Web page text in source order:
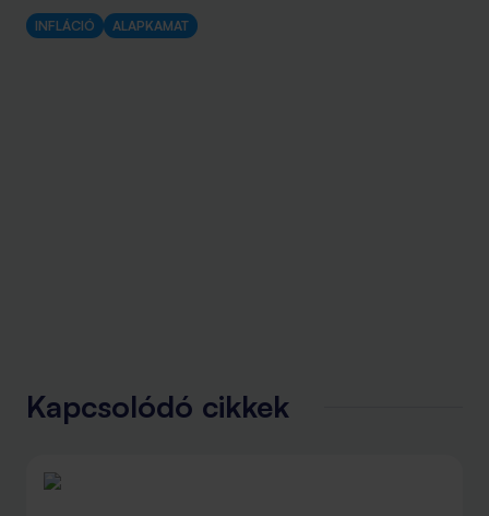
INFLÁCIÓ ALAPKAMAT
Kapcsolódó cikkek